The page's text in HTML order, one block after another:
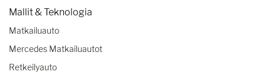
Mallit & Teknologia
Matkailuauto
Mercedes Matkailuautot
Retkeilyauto